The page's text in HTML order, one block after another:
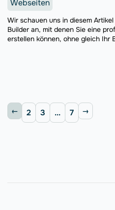
Webseiten
Wir schauen uns in diesem
Builder an, mit denen Sie eine
erstellen können, ohne gleich Ihr
2 3 ... 7